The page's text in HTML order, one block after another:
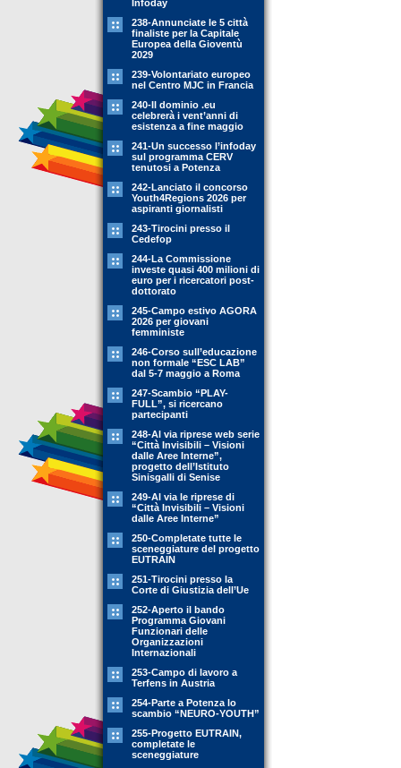
Infoday
238-Annunciate le 5 città
finaliste per la Capitale
Europea della Gioventù
2029
239-Volontariato europeo
nel Centro MJC in Francia
240-Il dominio .eu
celebrerà i vent’anni di
esistenza a fine maggio
241-Un successo l’infoday
sul programma CERV
tenutosi a Potenza
242-Lanciato il concorso
Youth4Regions 2026 per
aspiranti giornalisti
243-Tirocini presso il
Cedefop
244-La Commissione
investe quasi 400 milioni di
euro per i ricercatori post-
dottorato
245-Campo estivo AGORA
2026 per giovani
femministe
246-Corso sull’educazione
non formale “ESC LAB”
dal 5-7 maggio a Roma
247-Scambio “PLAY-
FULL”, si ricercano
partecipanti
248-Al via riprese web serie
“Città Invisibili – Visioni
dalle Aree Interne”,
progetto dell’Istituto
Sinisgalli di Senise
249-Al via le riprese di
“Città Invisibili – Visioni
dalle Aree Interne”
250-Completate tutte le
sceneggiature del progetto
EUTRAIN
251-Tirocini presso la
Corte di Giustizia dell’Ue
252-Aperto il bando
Programma Giovani
Funzionari delle
Organizzazioni
Internazionali
253-Campo di lavoro a
Terfens in Austria
254-Parte a Potenza lo
scambio “NEURO-YOUTH”
255-Progetto EUTRAIN,
completate le
sceneggiature